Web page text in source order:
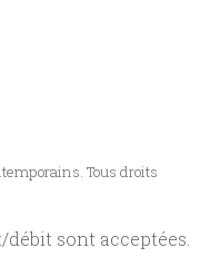
Tous droits
sont acceptées.